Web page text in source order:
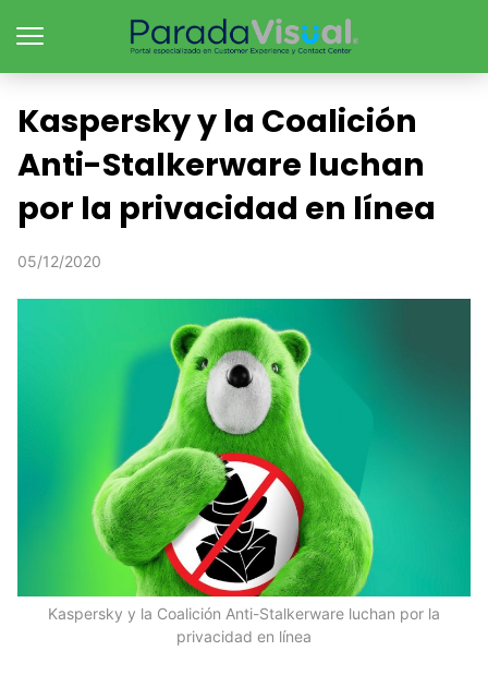
Kaspersky y la Coalición
Anti-Stalkerware luchan
por la privacidad en línea
05/12/2020
Kaspersky y la Coalición Anti-Stalkerware luchan por la
privacidad en línea